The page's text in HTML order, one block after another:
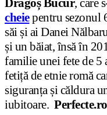
Dragoș Bucur, care
cheiepentru sezonul
săi și ai Danei
și un băiat, însă în
familie unei fete de 5
fetiță de etnie romă
siguranța și căldura
iubitoare.